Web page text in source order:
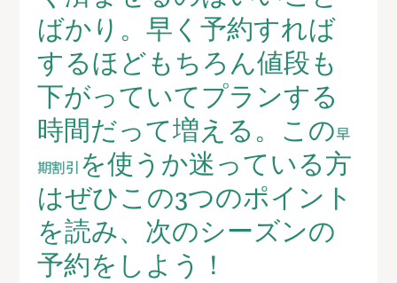
ばかり。早く予約すれば
するほどもちろん値段も
下がっていてプランする
時間だって増える。この早
期割引 を使うか迷っている方
はぜひこの3つのポイント
を読み、次のシーズンの
予約をしよう！